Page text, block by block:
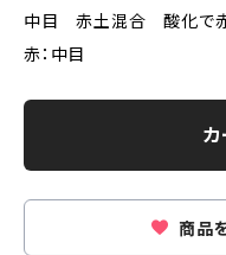
中目 赤土混合 酸化で赤
赤：中目
カ
商品